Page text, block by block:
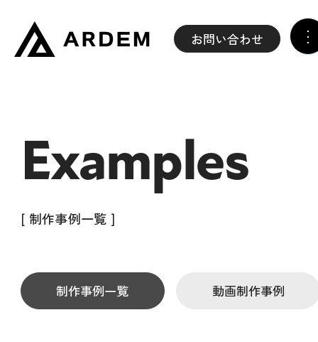
お問い合わせ
Examples
[ 制作事例一覧 ]
制作事例一覧 動画制作事例